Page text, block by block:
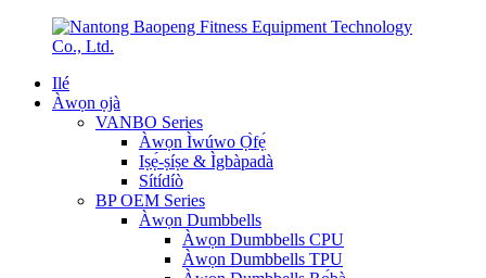
Ilé
Àwọn ọjà
VANBO Series
Àwọn Ìwúwo Ọ̀fẹ́
Iṣẹ́-ṣíṣe & Ìgbàpadà
Sítídíò
BP OEM Series
Àwọn Dumbbells
Àwọn Dumbbells CPU
Àwọn Dumbbells TPU